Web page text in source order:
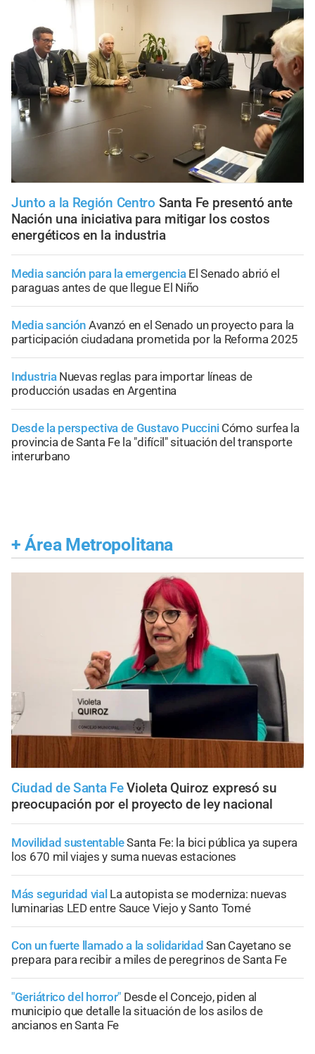
Junto a la Región Centro Santa Fe presentó ante
Nación una iniciativa para mitigar los costos
energéticos en la industria
Media sanción para la emergencia El Senado abrió el
paraguas antes de que llegue El Niño
Media sanción Avanzó en el Senado un proyecto para la
participación ciudadana prometida por la Reforma 2025
Industria Nuevas reglas para importar líneas de
producción usadas en Argentina
Desde la perspectiva de Gustavo Puccini Cómo surfea la
provincia de Santa Fe la "difícil" situación del transporte
interurbano
+ Área Metropolitana
Ciudad de Santa Fe Violeta Quiroz expresó su
preocupación por el proyecto de ley nacional
Movilidad sustentableSanta Fe: la bici pública ya supera
los 670 mil viajes y suma nuevas estaciones
Más seguridad vial La autopista se moderniza: nuevas
luminarias LED entre Sauce Viejo y Santo Tomé
Con un fuerte llamado a la solidaridad San Cayetano se
prepara para recibir a miles de peregrinos de Santa Fe
"Geriátrico del horror" Desde el Concejo, piden al
municipio que detalle la situación de los asilos de
ancianos en Santa Fe